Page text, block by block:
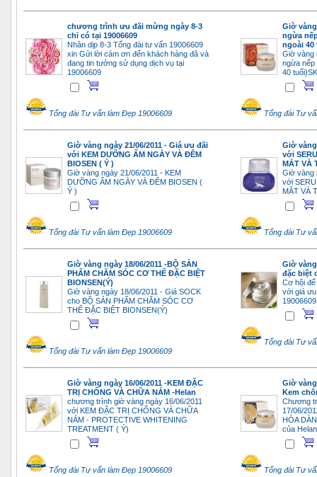
chương trình ưu đãi mừng ngày 8-3
chỉ có tại 19006609
Nhân dịp 8-3 Tổng đài tư vấn 19006609
xin Gửi lời cám ơn đến khách hàng đã và
đang tin tưởng sử dụng dịch vụ tại
19006609
Tổng đài Tư vấn làm Đẹp 19006609
Giờ vàng
ngừa
ngoài 40
Giờ vàng
ngừa nếp
40
Tổng đài Tư
Giờ vàng ngày 21/06/2011 - Giá ưu đãi
với KEM DƯỠNG ẨM NGÀY VÀ ĐÊM
BIOSEN ( Ý )
Giờ vàng ngày 21/06/2011 - KEM
DƯỠNG ẨM NGÀY VÀ ĐÊM BIOSEN (
Ý )
Tổng đài Tư vấn làm Đẹp 19006609
Giờ vàng
với
MẮT VÀ
Giờ vàng
với
MẮT VÀ
Tổng đài Tư
Giờ vàng ngày 18/06/2011 -BỘ SẢN
PHẨM CHĂM SÓC CƠ THỂ ĐẶC BIỆT
BIONSEN(Ý)
Giờ vàng ngày 18/06/2011 - Giá SOCK
cho BỘ SẢN PHẨM CHĂM SÓC CƠ
THỂ ĐẶC BIỆT BIONSEN(Ý)
Tổng đài Tư vấn làm Đẹp 19006609
Giờ
đặc biệt
Cơ hội
với giá
Tổng đài Tư
Giờ vàng ngày 16/06/2011 -KEM ĐẶC
TRỊ CHỐNG VÀ CHỮA NÁM -Helan
chương trình giờ vàng ngày 16/06/2011
với KEM ĐẶC TRỊ CHỐNG VÀ CHỮA
NÁM - PROTECTIVE WHITENING
TREATMENT ( Ý)
Tổng đài Tư vấn làm Đẹp 19006609
Giờ vàng
Kem
Chương
17/06/
HÓA
của Helan
Tổng đài Tư